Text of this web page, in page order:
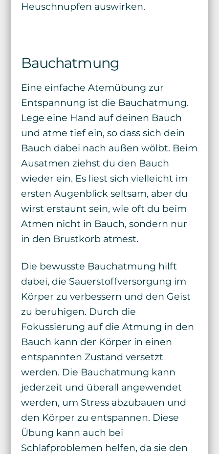
Heuschnupfen auswirken.
Bauchatmung
Eine einfache Atemübung zur
Entspannung ist die Bauchatmung.
Lege eine Hand auf deinen Bauch
und atme tief ein, so dass sich dein
Bauch dabei nach außen wölbt. Beim
Ausatmen ziehst du den Bauch
wieder ein. Es liest sich vielleicht im
ersten Augenblick seltsam, aber du
wirst erstaunt sein, wie oft du beim
Atmen nicht in Bauch, sondern nur
in den Brustkorb atmest.
Die bewusste Bauchatmung hilft
dabei, die Sauerstoffversorgung im
Körper zu verbessern und den Geist
zu beruhigen. Durch die
Fokussierung auf die Atmung in den
Bauch kann der Körper in einen
entspannten Zustand versetzt
werden. Die Bauchatmung kann
jederzeit und überall angewendet
werden, um Stress abzubauen und
den Körper zu entspannen. Diese
Übung kann auch bei
Schlafproblemen helfen, da sie den